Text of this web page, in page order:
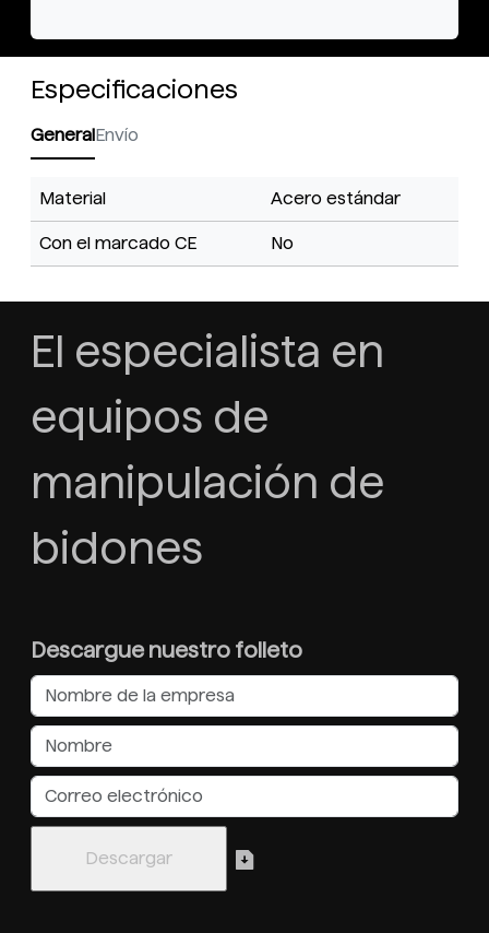
Especificaciones
GeneralEnvío
Material Acero estándar
Con el marcado CE No
El especialista en
equipos de
manipulación de
bidones
Descargue nuestro folleto